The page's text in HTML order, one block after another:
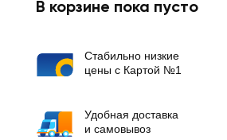
В корзине пока пусто
Стабильно низкие
цены с Картой №1
Удобная доставка
и самовывоз